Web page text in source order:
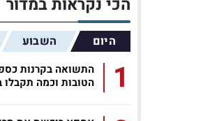
הכי נקראות במדור
היום השבוע
1
התשואה בקרנות
הטובות וכמה